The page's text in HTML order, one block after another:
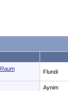
Flundi
Aynim